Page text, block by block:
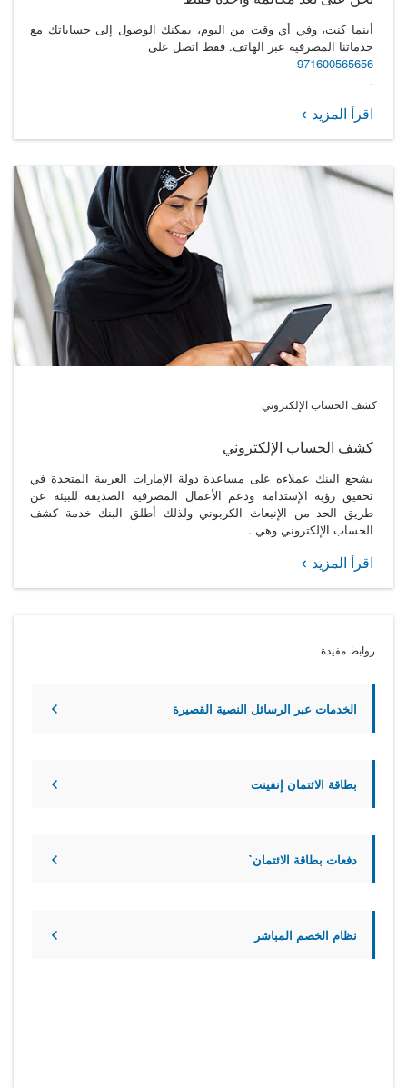
أينما كنت، وفي أي وقت من اليوم، يمكنك الوصول إلى حساباتك مع
خدماتنا المصرفية عبر الهاتف. فقط اتصل على
971600565656
.
اقرأ المزيد
كشف الحساب الإلكتروني
كشف الحساب الإلكتروني
يشجع البنك عملاءه على مساعدة دولة الإمارات العربية المتحدة في
تحقيق رؤية الإستدامة ودعم الأعمال المصرفية الصديقة للبيئة عن
طريق الحد من الإنبعاث الكربوني ولذلك أطلق البنك خدمة كشف
الحساب الإلكتروني وهي .
اقرأ المزيد
روابط مفيدة
الخدمات عبر الرسائل النصية القصيرة
بطاقة الائتمان إنفينت
دفعات بطاقة الائتمان`
نظام الخصم المباشر